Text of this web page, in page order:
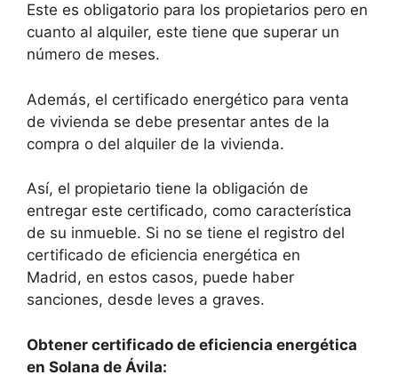
Este es obligatorio para los propietarios pero en
cuanto al alquiler, este tiene que superar un
número de meses.
Además, el certificado energético para venta
de vivienda se debe presentar antes de la
compra o del alquiler de la vivienda.
Así, el propietario tiene la obligación de
entregar este certificado, como característica
de su inmueble. Si no se tiene el registro del
certificado de eficiencia energética en
Madrid, en estos casos, puede haber
sanciones, desde leves a graves.
Obtener certificado de eficiencia energética
en Solana de Ávila: